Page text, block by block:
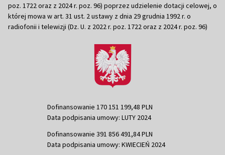
poz. 1722 oraz z 2024 r. poz. 96) poprzez udzielenie dotacji celowej, o
której mowa w art. 31 ust. 2 ustawy z dnia 29 grudnia 1992 r. o
radiofonii i telewizji (Dz. U. z 2022 r. poz. 1722 oraz z 2024 r. poz. 96)
Dofinansowanie 170 151 199,48 PLN
Data podpisania umowy: LUTY 2024
Dofinansowanie 391 856 491,84 PLN
Data podpisania umowy: KWIECIEŃ 2024